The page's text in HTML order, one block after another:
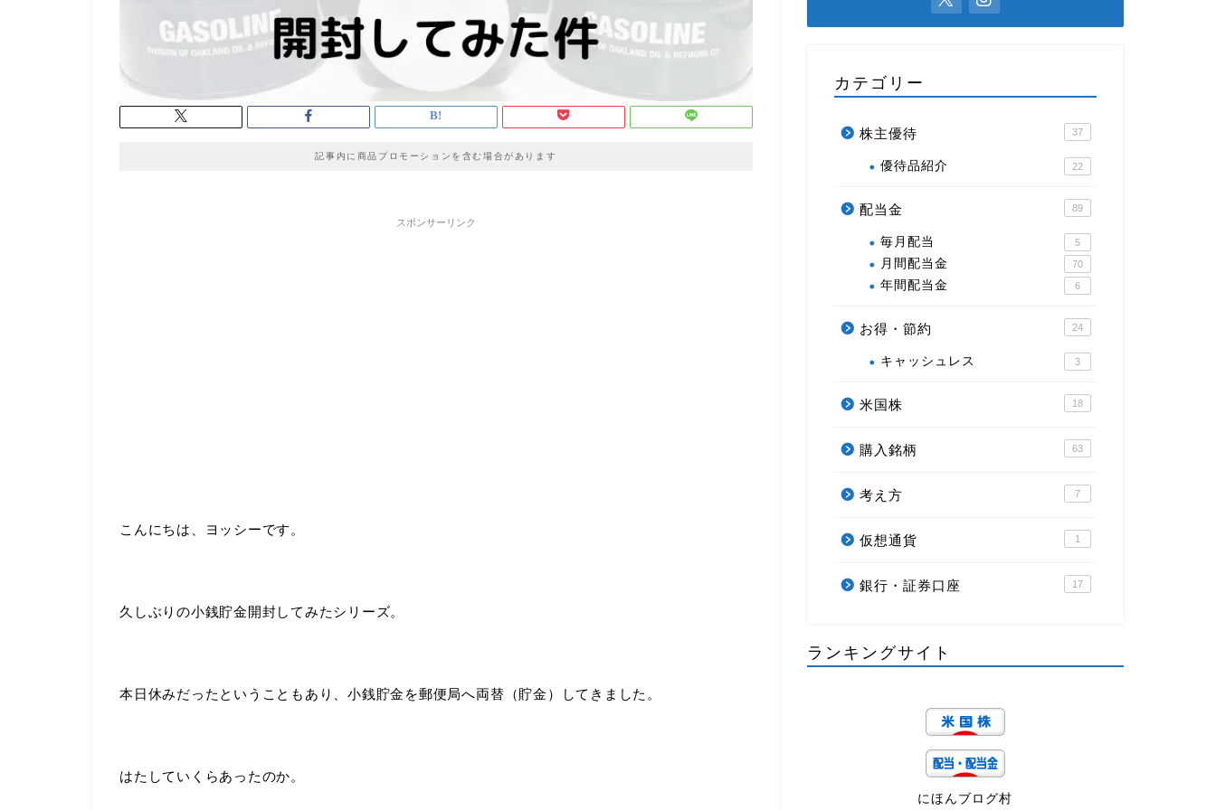
記事内に商品プロモーションを含む場合があります
スポンサーリンク
こんにちは、ヨッシーです。
久しぶりの小銭貯金開封してみたシリーズ。
本日休みだったということもあり、小銭貯金を郵便局へ両替（貯金）してきました。
はたしていくらあったのか。
カテゴリー
株主優待 37
優待品紹介 22
配当金 89
毎月配当 5
月間配当金 70
年間配当金 6
お得・節約 24
キャッシュレス 3
米国株 18
購入銘柄 63
考え方 7
仮想通貨 1
銀行・証券口座 17
ランキングサイト
にほんブログ村